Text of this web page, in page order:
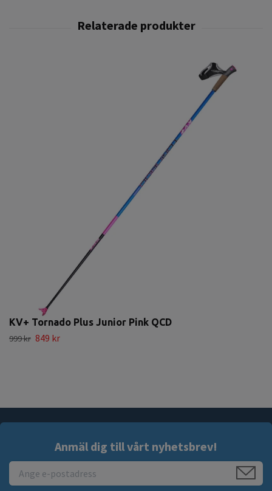
KV+ Tornado Plus Junior Pink QCD
999 kr 849 kr
Anmäl dig till vårt nyhetsbrev!